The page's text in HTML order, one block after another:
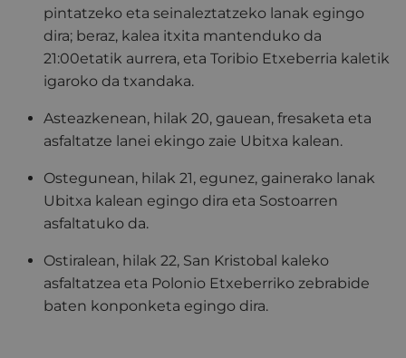
pintatzeko eta seinaleztatzeko lanak egingo
dira; beraz, kalea itxita mantenduko da
21:00etatik aurrera, eta Toribio Etxeberria kaletik
igaroko da txandaka.
Asteazkenean, hilak 20, gauean, fresaketa eta
asfaltatze lanei ekingo zaie Ubitxa kalean.
Ostegunean, hilak 21, egunez, gainerako lanak
Ubitxa kalean egingo dira eta Sostoarren
asfaltatuko da.
Ostiralean, hilak 22, San Kristobal kaleko
asfaltatzea eta Polonio Etxeberriko zebrabide
baten konponketa egingo dira.